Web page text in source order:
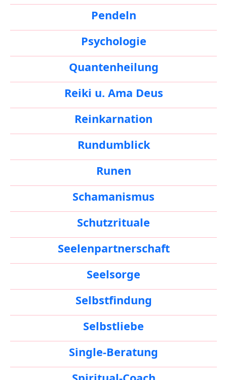
Pendeln
Psychologie
Quantenheilung
Reiki u. Ama Deus
Reinkarnation
Rundumblick
Runen
Schamanismus
Schutzrituale
Seelenpartnerschaft
Seelsorge
Selbstfindung
Selbstliebe
Single-Beratung